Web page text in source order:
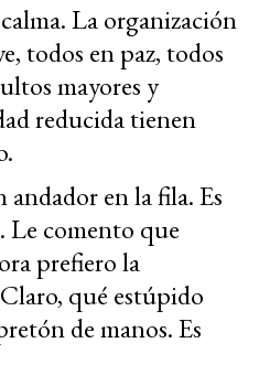
La organización
todos en paz, todos
mayores y
reducida tienen
en la fila. Es
Le comento que
prefiero la
qué estúpido
de manos. Es